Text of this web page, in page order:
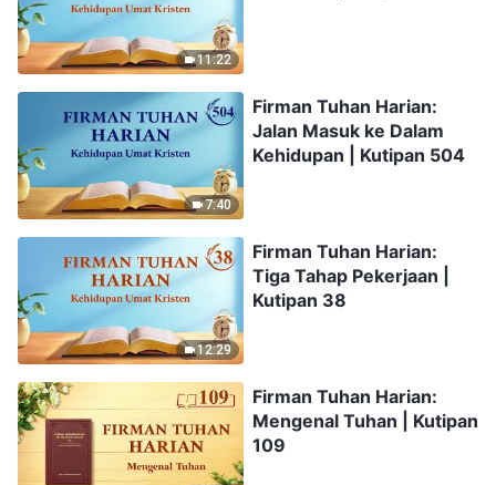
11:22
7:40
Firman Tuhan Harian:
Jalan Masuk ke Dalam
Kehidupan | Kutipan 504
12:29
Firman Tuhan Harian:
Tiga Tahap Pekerjaan |
Kutipan 38
Firman Tuhan Harian:
Mengenal Tuhan | Kutipan
109